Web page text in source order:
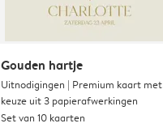
Gouden hartje
Uitnodigingen | Premium kaart met
keuze uit 3 papierafwerkingen
Set van 10 kaarten